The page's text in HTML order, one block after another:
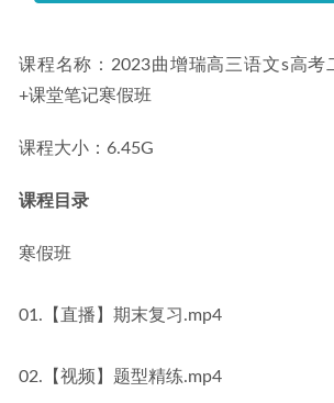
课程名称：2023曲增瑞高三语文s高考
+课堂笔记寒假班
课程大小：6.45G
课程目录
寒假班
01.【直播】期末复习.mp4
02.【视频】题型精练.mp4